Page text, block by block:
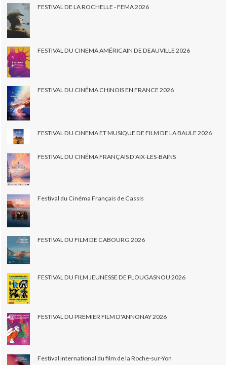
FESTIVAL DE LA ROCHELLE - FEMA 2026
FESTIVAL DU CINEMA AMÉRICAIN DE DEAUVILLE 2026
FESTIVAL DU CINÉMA CHINOIS EN FRANCE 2026
FESTIVAL DU CINEMA ET MUSIQUE DE FILM DE LA BAULE 2026
FESTIVAL DU CINÉMA FRANÇAIS D'AIX-LES-BAINS
Festival du Cinéma Français de Cassis
FESTIVAL DU FILM DE CABOURG 2026
FESTIVAL DU FILM JEUNESSE DE PLOUGASNOU 2026
FESTIVAL DU PREMIER FILM D'ANNONAY 2026
Festival international du film de la Roche-sur-Yon